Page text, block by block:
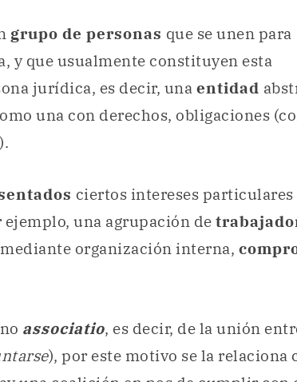
grupo de personas que se unen para
y que usualmente constituyen esta
jurídica, es decir, una entidad
una con derechos, obligaciones
ciertos intereses particulares
ejemplo, una agrupación de
organización interna,
associatio, es decir, de la unión
), por este motivo se la relaciona